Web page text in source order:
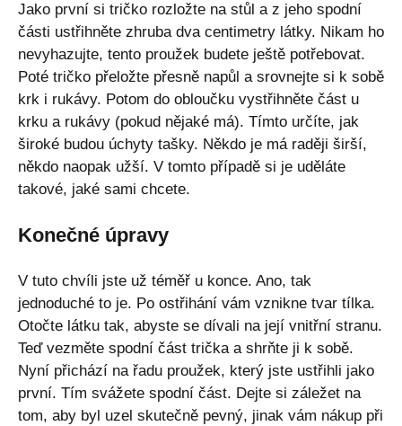
Jako první si tričko rozložte na stůl a z jeho spodní
části ustřihněte zhruba dva centimetry látky. Nikam ho
nevyhazujte, tento proužek budete ještě potřebovat.
Poté tričko přeložte přesně napůl a srovnejte si k sobě
krk i rukávy. Potom do obloučku vystřihněte část u
krku a rukávy (pokud nějaké má). Tímto určíte, jak
široké budou úchyty tašky. Někdo je má raději širší,
někdo naopak užší. V tomto případě si je uděláte
takové, jaké sami chcete.
Konečné úpravy
V tuto chvíli jste už téměř u konce. Ano, tak
jednoduché to je. Po ostřihání vám vznikne tvar tílka.
Otočte látku tak, abyste se dívali na její vnitřní stranu.
Teď vezměte spodní část trička a shrňte ji k sobě.
Nyní přichází na řadu proužek, který jste ustřihli jako
první. Tím svážete spodní část. Dejte si záležet na
tom, aby byl uzel skutečně pevný, jinak vám nákup při